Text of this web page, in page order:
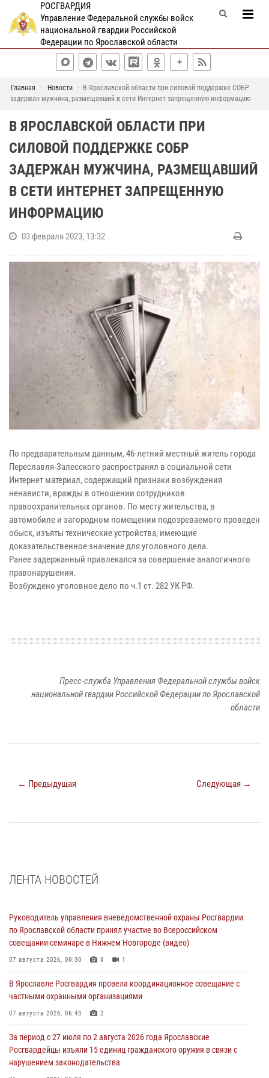
РОСГВАРДИЯ
Управление Федеральной службы войск
национальной гвардии Российской
Федерации по Ярославской области
Главная Новости
В Ярославской области при силовой поддержке СОБР
задержан мужчина, размещавший в сети Интернет запрещенную информацию
В ЯРОСЛАВСКОЙ ОБЛАСТИ ПРИ
СИЛОВОЙ ПОДДЕРЖКЕ СОБР
ЗАДЕРЖАН МУЖЧИНА, РАЗМЕЩАВШИЙ
В СЕТИ ИНТЕРНЕТ ЗАПРЕЩЕННУЮ
ИНФОРМАЦИЮ
03 февраля 2023, 13:32
По предварительным данным, 46-летний местный житель города
Переславля-Залесского распространял в социальной сети
Интернет материал, содержащий признаки возбуждения
ненависти, вражды в отношении сотрудников
правоохранительных органов. По месту жительства, в
автомобиле и загородном помещении подозреваемого проведен
обыск, изъяты технические устройства, имеющие
доказательственное значение для уголовного дела.
Ранее задержанный привлекался за совершение аналогичного
правонарушения.
Возбуждено уголовное дело по ч.1 ст. 282 УК РФ.
Пресс-служба Управления Федеральной службы войск
национальной гвардии Российской Федерации по Ярославской
области
← Предыдущая Следующая →
ЛЕНТА НОВОСТЕЙ
Руководитель управления вневедомственной охраны Росгвардии
по Ярославской области принял участие во Всероссийском
совещании-семинаре в Нижнем Новгороде (видео)
07 августа 2026, 09:30 9 1
В Ярославле Росгвардия провела координационное совещание с
частными охранными организациями
07 августа 2026, 06:43 2
За период с 27 июля по 2 августа 2026 года Ярославские
Росгвардейцы изъяли 15 единиц гражданского оружия в связи с
нарушением законодательства